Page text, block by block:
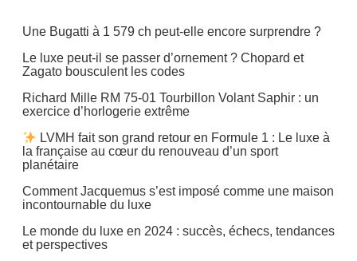
Une Bugatti à 1 579 ch peut-elle encore surprendre ?
Le luxe peut-il se passer d’ornement ? Chopard et
Zagato bousculent les codes
Richard Mille RM 75-01 Tourbillon Volant Saphir : un
exercice d’horlogerie extrême
LVMH fait son grand retour en Formule 1 : Le luxe à
la française au cœur du renouveau d’un sport
planétaire
Comment Jacquemus s’est imposé comme une maison
incontournable du luxe
Le monde du luxe en 2024 : succès, échecs, tendances
et perspectives